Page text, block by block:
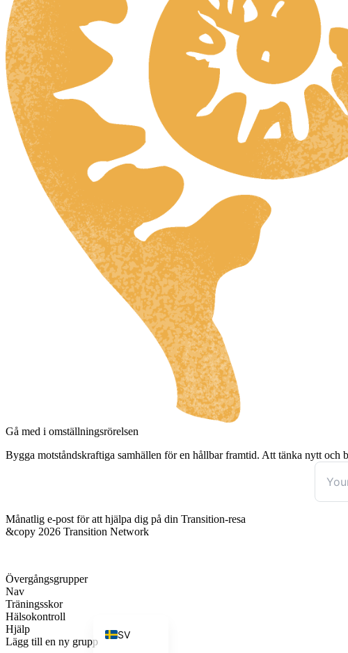
Gå med i omställningsrörelsen
Bygga motståndskraftiga samhällen för en hållbar framtid. Att tänka nytt och
Månatlig e-post för att hjälpa dig på din Transition-resa
&copy 2026 Transition Network
Övergångsgrupper
Nav
Träningsskor
Hälsokontroll
Hjälp
Lägg till en ny grupp
SV
ES_CO
DE
IT
UK
RU
ZH
HR